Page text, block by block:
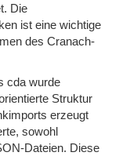
Die
ist eine wichtige
des Cranach-
cda wurde
Struktur
erzeugt
sowohl
Dateien. Diese